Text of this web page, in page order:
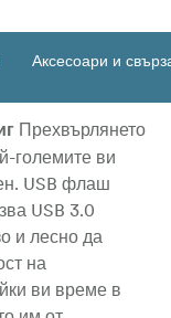
Аксесоари и
Прехвърлянето
големите ви
USB флаш
USB 3.0
и лесно да
на
ви време в